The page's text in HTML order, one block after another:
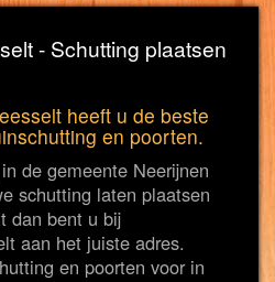
- Schutting plaatsen
heeft u de beste
en poorten.
de gemeente Neerijnen
schutting laten plaatsen
dan bent u bij
aan het juiste adres.
en poorten voor in